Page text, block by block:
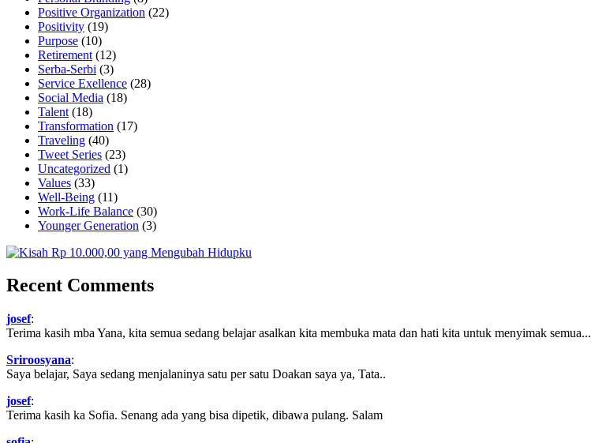
Positive Organization (22)
Positivity (19)
Purpose (10)
Retirement (12)
Serba-Serbi (3)
Service Exellence (28)
Social Media (18)
Talent (18)
Transformation (17)
Traveling (40)
Tweet Series (23)
Uncategorized (1)
Values (33)
Well-Being (11)
Work-Life Balance (30)
Younger Generation (3)
Recent Comments
josef:
Terima kasih mba Yana, kita semua sedang belajar asalkan kita membuka mata dan hati kita untuk menyimak semua...
Sriroosyana:
Saya belajar, Saya sedang menjalaninya satu per satu Doakan saya ya, Tata..
josef:
Terima kasih ka Sofia. Senang ada yang bisa dipetik, dibawa pulang. Salam